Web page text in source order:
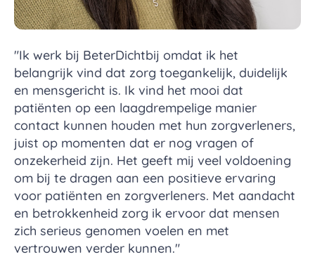
"Ik werk bij BeterDichtbij omdat ik het
belangrijk vind dat zorg toegankelijk, duidelijk
en mensgericht is. Ik vind het mooi dat
patiënten op een laagdrempelige manier
contact kunnen houden met hun zorgverleners,
juist op momenten dat er nog vragen of
onzekerheid zijn. Het geeft mij veel voldoening
om bij te dragen aan een positieve ervaring
voor patiënten en zorgverleners. Met aandacht
en betrokkenheid zorg ik ervoor dat mensen
zich serieus genomen voelen en met
vertrouwen verder kunnen."